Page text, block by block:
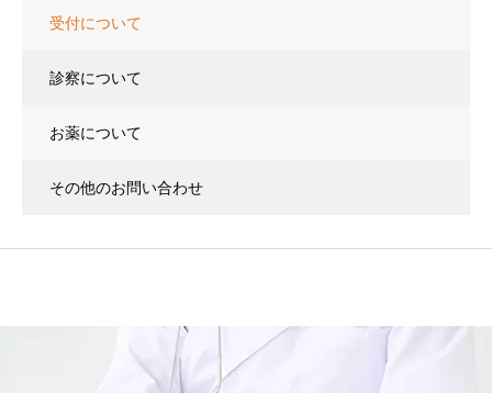
受付について
診察について
お薬について
その他のお問い合わせ